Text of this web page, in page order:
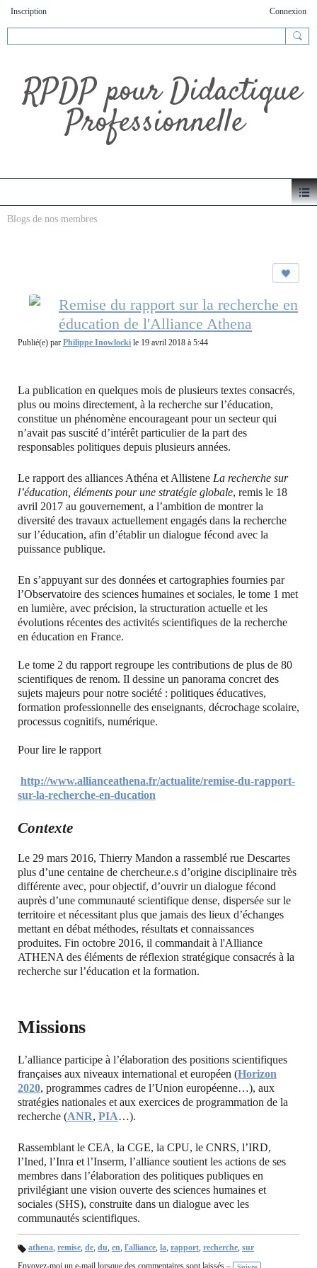
Inscription Connexion
RPDP pour Didactique
Professionnelle
Blogs de nos membres
Remise du rapport sur la recherche en
éducation de l'Alliance Athena
Publié(e) par Philippe Inowlocki le 19 avril 2018 à 5:44
La publication en quelques mois de plusieurs textes consacrés,
plus ou moins directement, à la recherche sur l’éducation,
constitue un phénomène encourageant pour un secteur qui
n’avait pas suscité d’intérêt particulier de la part des
responsables politiques depuis plusieurs années.
Le rapport des alliances Athéna et Allistene La recherche sur
l’éducation, éléments pour une stratégie globale, remis le 18
avril 2017 au gouvernement, a l’ambition de montrer la
diversité des travaux actuellement engagés dans la recherche
sur l’éducation, afin d’établir un dialogue fécond avec la
puissance publique.
En s’appuyant sur des données et cartographies fournies par
l’Observatoire des sciences humaines et sociales, le tome 1 met
en lumière, avec précision, la structuration actuelle et les
évolutions récentes des activités scientifiques de la recherche
en éducation en France.
Le tome 2 du rapport regroupe les contributions de plus de 80
scientifiques de renom. Il dessine un panorama concret des
sujets majeurs pour notre société : politiques éducatives,
formation professionnelle des enseignants, décrochage scolaire,
processus cognitifs, numérique.
Pour lire le rapport
http://www.allianceathena.fr/actualite/remise-du-rapport-
sur-la-recherche-en-ducation
Contexte
Le 29 mars 2016, Thierry Mandon a rassemblé rue Descartes
plus d’une centaine de chercheur.e.s d’origine disciplinaire très
différente avec, pour objectif, d’ouvrir un dialogue fécond
auprès d’une communauté scientifique dense, dispersée sur le
territoire et nécessitant plus que jamais des lieux d’échanges
mettant en débat méthodes, résultats et connaissances
produites. Fin octobre 2016, il commandait à l'Alliance
ATHENA des éléments de réflexion stratégique consacrés à la
recherche sur l’éducation et la formation.
Missions
L’alliance participe à l’élaboration des positions scientifiques
françaises aux niveaux international et européen (Horizon
2020, programmes cadres de l’Union européenne…), aux
stratégies nationales et aux exercices de programmation de la
recherche (ANR, PIA…).
Rassemblant le CEA, la CGE, la CPU, le CNRS, l’IRD,
l’Ined, l’Inra et l’Inserm, l’alliance soutient les actions de ses
membres dans l’élaboration des politiques publiques en
privilégiant une vision ouverte des sciences humaines et
sociales (SHS), construite dans un dialogue avec les
communautés scientifiques.
athena, remise, de, du, en, l'alliance, la, rapport, recherche, sur